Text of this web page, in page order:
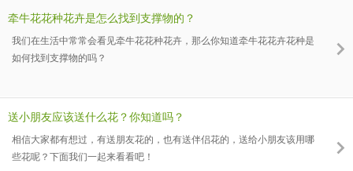
牵牛花花种花卉是怎么找到支撑物的？
我们在生活中常常会看见牵牛花花种花卉，那么你知道牵牛花花卉花种是
如何找到支撑物的吗？
送小朋友应该送什么花？你知道吗？
相信大家都有想过，有送朋友花的，也有送伴侣花的，送给小朋友该用哪
些花呢？下面我们一起来看看吧！